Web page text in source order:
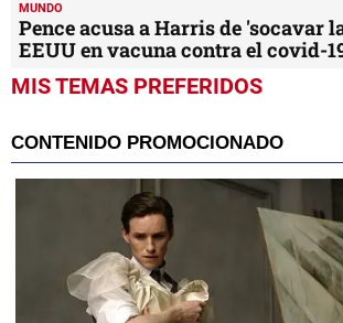
MUNDO
Pence acusa a Harris de 'socavar
EEUU en vacuna contra el covid-
MIS TEMAS PREFERIDOS